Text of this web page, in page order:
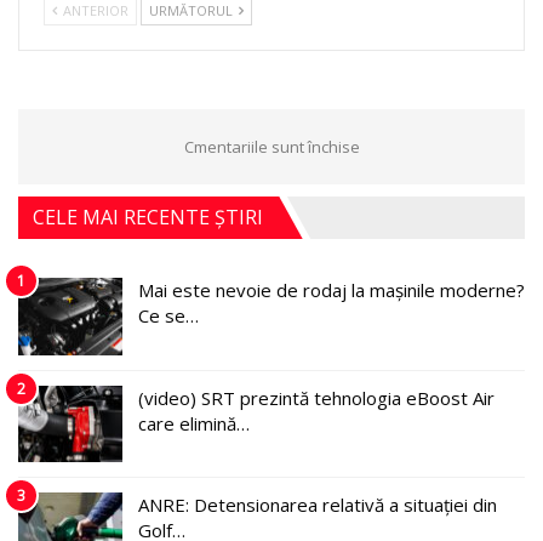
ANTERIOR URMĂTORUL
Cmentariile sunt închise
CELE MAI RECENTE ȘTIRI
1
Mai este nevoie de rodaj la mașinile moderne?
Ce se…
2
(video) SRT prezintă tehnologia eBoost Air
care elimină…
3
ANRE: Detensionarea relativă a situației din
Golf…